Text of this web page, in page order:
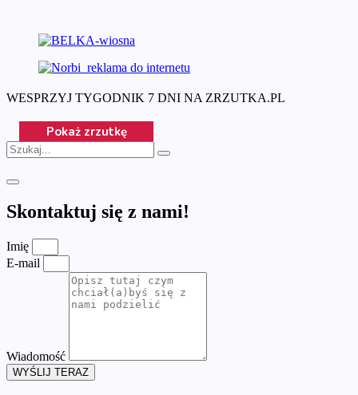
WESPRZYJ TYGODNIK 7 DNI NA ZRZUTKA.PL
Skontaktuj się z nami!
Imię
E-mail
Wiadomość
WYŚLIJ TERAZ